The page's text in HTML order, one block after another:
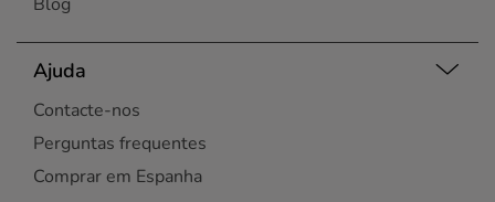
Ajuda
Contacte-nos
Perguntas frequentes
Comprar em Espanha